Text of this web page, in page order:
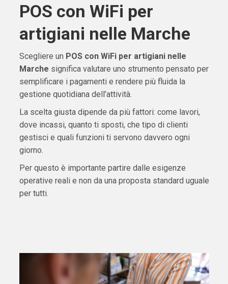
POS con WiFi per
artigiani nelle Marche
Scegliere un POS con WiFi per artigiani nelle
Marche significa valutare uno strumento pensato per
semplificare i pagamenti e rendere più fluida la
gestione quotidiana dell’attività.
La scelta giusta dipende da più fattori: come lavori,
dove incassi, quanto ti sposti, che tipo di clienti
gestisci e quali funzioni ti servono davvero ogni
giorno.
Per questo è importante partire dalle esigenze
operative reali e non da una proposta standard uguale
per tutti.